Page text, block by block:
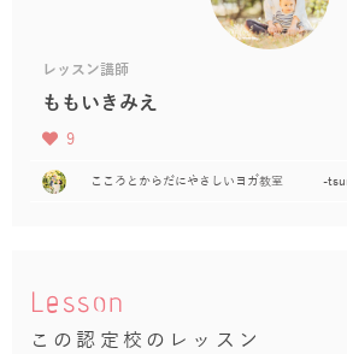
レッスン講師
ももいきみえ
9
こころとからだにやさしいヨガ教室 -
Lesson
この認定校のレッスン